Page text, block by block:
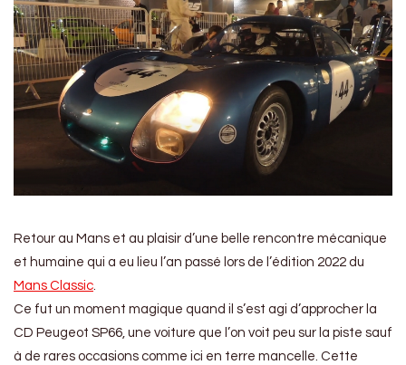
Retour au Mans et au plaisir d’une belle rencontre mécanique
et humaine qui a eu lieu l’an passé lors de l’édition 2022 du
Mans Classic.
Ce fut un moment magique quand il s’est agi d’approcher la
CD Peugeot SP66, une voiture que l’on voit peu sur la piste sauf
à de rares occasions comme ici en terre mancelle. Cette